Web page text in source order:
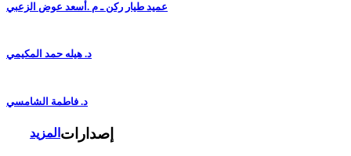
عميد طيار ركن ـ م .أسعد عوض الزعبي
د. هيله حمد المكيمي
د. فاطمة الشامسي
المزيد إصدارات